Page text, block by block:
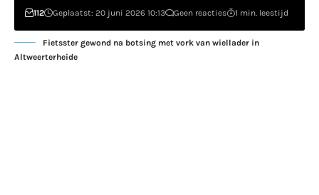
112 Geplaatst: 20 juni 2026 10:13 Geen reacties 1 min. leestijd
Fietsster gewond na botsing met vork van wiellader in
Altweerterheide